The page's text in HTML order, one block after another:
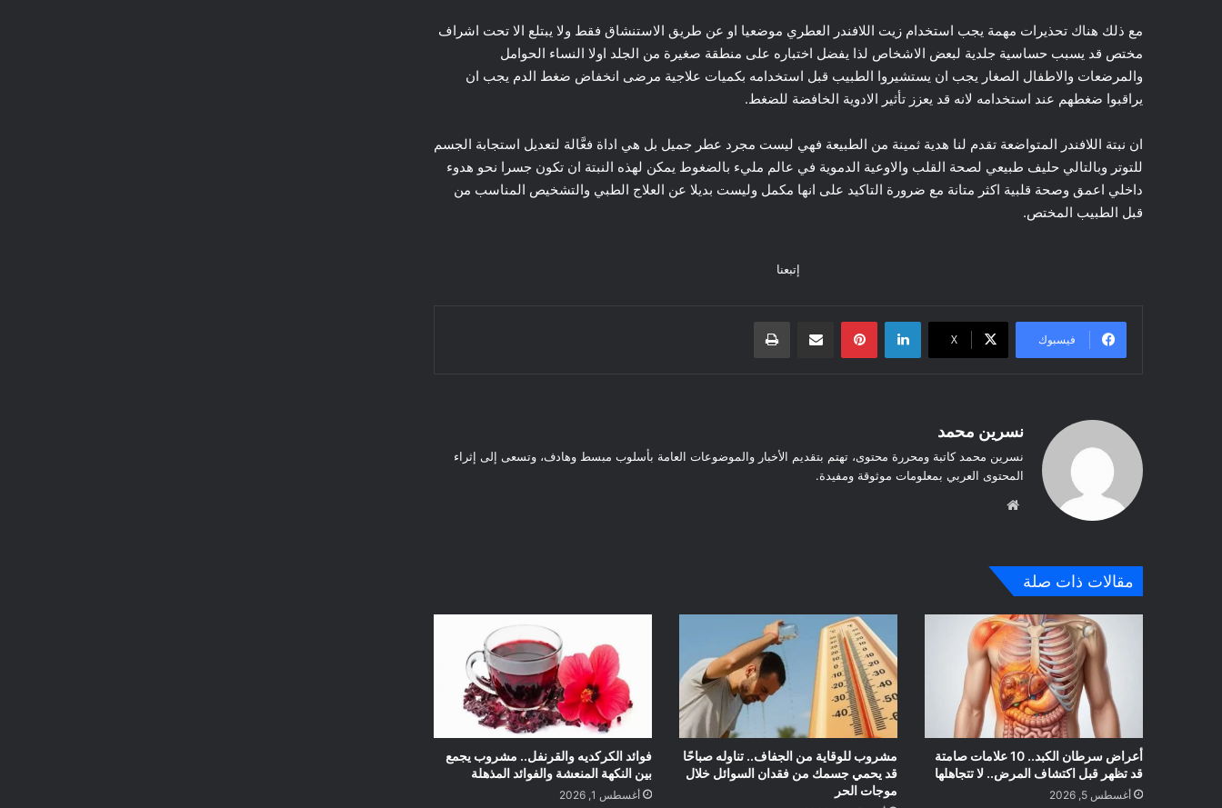
مع ذلك هناك تحذيرات مهمة يجب استخدام زيت اللافندر العطري موضعيا او عن طريق الاستنشاق فقط ولا يبتلع الا تحت اشراف
مختص قد يسبب حساسية جلدية لبعض الاشخاص لذا يفضل اختباره على منطقة صغيرة من الجلد اولا النساء الحوامل
والمرضعات والاطفال الصغار يجب ان يستشيروا الطبيب قبل استخدامه بكميات علاجية مرضى انخفاض ضغط الدم يجب ان
يراقبوا ضغطهم عند استخدامه لانه قد يعزز تأثير الادوية الخافضة للضغط.
ان نبتة اللافندر المتواضعة تقدم لنا هدية ثمينة من الطبيعة فهي ليست مجرد عطر جميل بل هي اداة فعَّالة لتعديل استجابة الجسم
للتوتر وبالتالي حليف طبيعي لصحة القلب والاوعية الدموية في عالم مليء بالضغوط يمكن لهذه النبتة ان تكون جسرا نحو هدوء
داخلي اعمق وصحة قلبية اكثر متانة مع ضرورة التاكيد على انها مكمل وليست بديلا عن العلاج الطبي والتشخيص المناسب من
قبل الطبيب المختص.
إتبعنا
فيسبوك ‫X
لينكدإن
نسرين محمد
نسرين محمد كاتبة ومحررة محتوى، تهتم بتقديم الأخبار والموضوعات العامة بأسلوب مبسط وهادف، وتسعى إلى إثراء
المحتوى العربي بمعلومات موثوقة ومفيدة.
ب
مقالات ذات صلة
أعراض سرطان الكبد.. 10 علامات صامتة
قد تظهر قبل اكتشاف المرض.. لا تتجاهلها
أغسطس 5, 2026
مشروب للوقاية من الجفاف.. تناوله صباحًا
قد يحمي جسمك من فقدان السوائل خلال
موجات الحر
فوائد الكركديه والقرنفل.. مشروب يجمع
بين النكهة المنعشة والفوائد المذهلة
أغسطس 1, 2026